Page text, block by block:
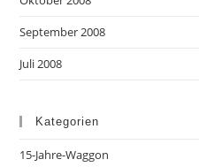
September 2008
Juli 2008
Kategorien
15-Jahre-Waggon